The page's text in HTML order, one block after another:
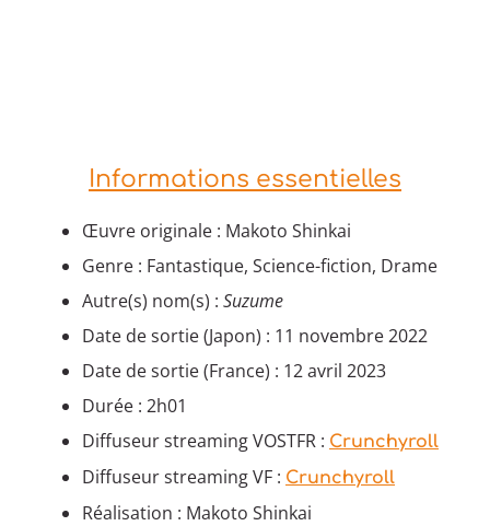
Informations essentielles
Œuvre originale : Makoto Shinkai
Genre : Fantastique, Science-fiction, Drame
Autre(s) nom(s) : Suzume
Date de sortie (Japon) : 11 novembre 2022
Date de sortie (France) : 12 avril 2023
Durée : 2h01
Diffuseur streaming VOSTFR : Crunchyroll
Diffuseur streaming VF : Crunchyroll
Réalisation : Makoto Shinkai